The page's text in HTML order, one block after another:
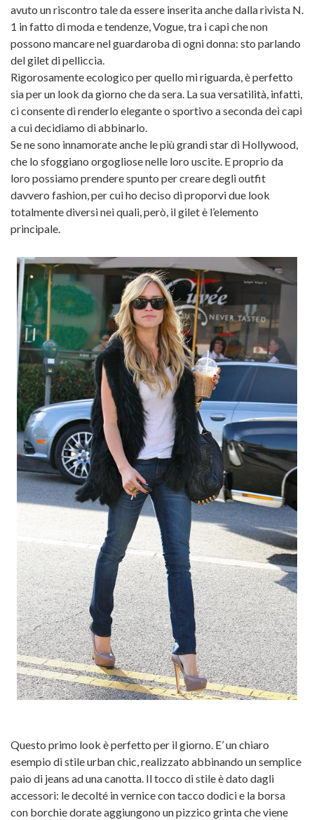
avuto un riscontro tale da essere inserita anche dalla rivista N.
1 in fatto di moda e tendenze, Vogue, tra i capi che non
possono mancare nel guardaroba di ogni donna: sto parlando
del gilet di pelliccia.
Rigorosamente ecologico per quello mi riguarda, è perfetto
sia per un look da giorno che da sera. La sua versatilità, infatti,
ci consente di renderlo elegante o sportivo a seconda dei capi
a cui decidiamo di abbinarlo.
Se ne sono innamorate anche le più grandi star di Hollywood,
che lo sfoggiano orgogliose nelle loro uscite. E proprio da
loro possiamo prendere spunto per creare degli outfit
davvero fashion, per cui ho deciso di proporvi due look
totalmente diversi nei quali, però, il gilet è l’elemento
principale.
Questo primo look è perfetto per il giorno. E’ un chiaro
esempio di stile urban chic, realizzato abbinando un semplice
paio di jeans ad una canotta. Il tocco di stile è dato dagli
accessori: le decolté in vernice con tacco dodici e la borsa
con borchie dorate aggiungono un pizzico grinta che viene